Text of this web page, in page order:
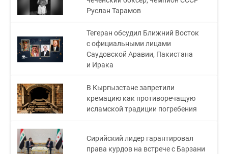
Руслан Тарамов
Тегеран обсудил Ближний Восток
с официальными лицами
Саудовской Аравии, Пакистана
и Ирака
В Кыргызстане запретили
кремацию как противоречащую
исламской традиции погребения
Сирийский лидер гарантировал
права курдов на встрече с Барзани